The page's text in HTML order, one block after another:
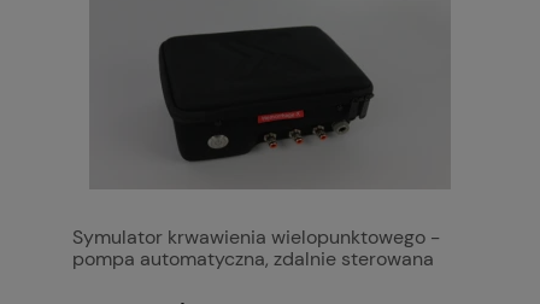
Symulator krwawienia wielopunktowego -
pompa automatyczna, zdalnie sterowana